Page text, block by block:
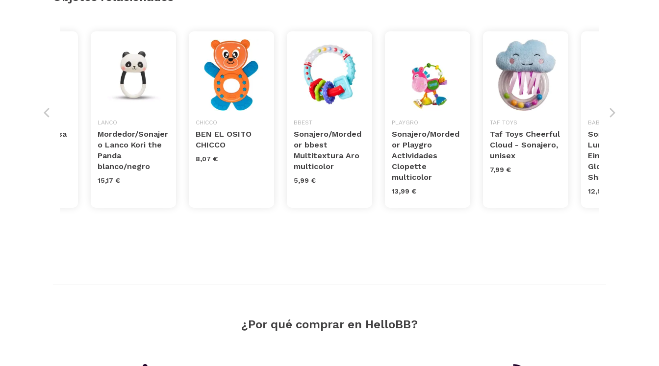
Medusa
LANCO
Mordedor/Sonajer
o Lanco Kori the
Panda
blanco/negro
15,17 €
CHICCO
BEN EL OSITO
CHICCO
8,07 €
BBEST
Sonajero/Morded
or bbest
Multitextura Aro
multicolor
5,99 €
PLAYGRO
Sonajero/Morded
or Playgro
Actividades
Clopette
multicolor
13,99 €
TAF TOYS
Taf Toys Cheerful
Cloud - Sonajero,
unisex
7,99 €
BABY EINSTEIN
Sonajero Medusa
Luminosa Baby
Einstein Ocean
Glow Sensory
Shaker
12,94 €
¿Por qué comprar en HelloBB?